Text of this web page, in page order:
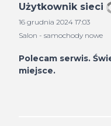
Użytkownik sieci
16 grudnia 2024 17:03
Salon - samochody nowe
Polecam serwis.
miejsce.